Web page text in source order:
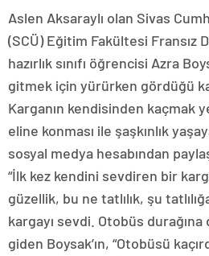
Aslen Aksaraylı olan Sivas
(SCÜ) Eğitim Fakültesi Fransız
hazırlık sınıfı öğrencisi Azra
gitmek için yürürken gördüğü
Karganın kendisinden kaçmak
eline konması ile şaşkınlık
sosyal medya hesabından
“İlk kez kendini sevdiren bir
güzellik, bu ne tatlılık, şu
kargayı sevdi. Otobüs
giden Boysak’ın, “Otobüsü